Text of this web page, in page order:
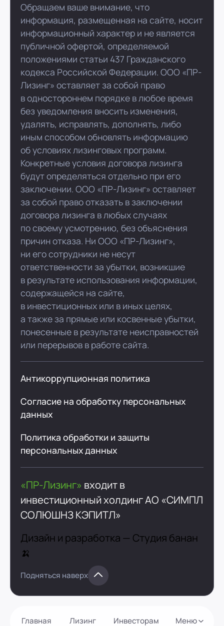
Главная Лизинг Инвесторам Меню
Обращаем ваше внимание, что
информация, размещенная на сайте, носит
информационный характер и не является
публичной офертой, определяемой
положениями статьи 437 Гражданского
кодекса Российской Федерации. ООО «ПР-
Лизинг» оставляет за собой право
в одностороннем порядке в любое время
без уведомления вносить изменения,
удалять, исправлять, дополнять, либо
иным способом обновлять информацию
об условиях лизинговых программ.
Конкретные условия договора лизинга
будут определяться отдельно при его
заключении. ООО «ПР-Лизинг» оставляет
за собой право отказать в заключении
договора лизинга в любых случаях
по своему усмотрению, без объяснения
причин отказа. Ни ООО «ПР-Лизинг»,
ни его сотрудники не несут
ответственности за убытки, возникшие
в результате использования информации,
содержащейся на сайте,
в инвестиционных или в иных целях,
а также за прямые или косвенные убытки,
понесенные в результате неисправностей
или перерывов в работе сайта.
Антикоррупционная политика
Согласие на обработку персональных
данных
Политика обработки и защиты
персональных данных
«ПР-Лизинг» входит в
инвестиционный холдингАО «СИМПЛ
СОЛЮШНЗ КЭПИТЛ»
Дизайн и разработка — Студия банан
🍌
Подняться наверх